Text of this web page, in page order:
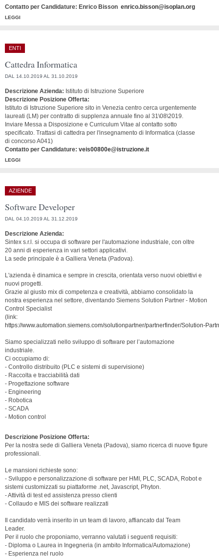
Contatto per Candidature: Enrico Bisson enrico.bisson@isoplan.org
LEGGI
ENTI
Cattedra Informatica
DAL 14.10.2019 AL 31.10.2019
Descrizione Azienda: Istituto di Istruzione Superiore
Descrizione Posizione Offerta:
Istituto di Istruzione Superiore sito in Venezia centro cerca urgentemente
laureati (LM) per contratto di supplenza annuale fino al 31\08\2019.
Inviare Messa a Disposizione e Curriculum Vitae al contatto sotto
specificato. Trattasi di cattedra per l'insegnamento di Informatica (classe
di concorso A041)
Contatto per Candidature: veis00800e@istruzione.it
LEGGI
AZIENDE
Software Developer
DAL 04.10.2019 AL 31.12.2019
Descrizione Azienda:
Sintex s.r.l. si occupa di software per l'automazione industriale, con oltre
20 anni di esperienza in vari settori applicativi.
La sede principale è a Galliera Veneta (Padova).
L'azienda è dinamica e sempre in crescita, orientata verso nuovi obiettivi e
nuovi progetti.
Grazie al giusto mix di competenza e creatività, abbiamo consolidato la
nostra esperienza nel settore, diventando Siemens Solution Partner - Motion
Control Specialist
(link:
https://www.automation.siemens.com/solutionpartner/partnerfinder/Solution-
Siamo specializzati nello sviluppo di software per l’automazione
industriale.
Ci occupiamo di:
- Controllo distribuito (PLC e sistemi di supervisione)
- Raccolta e tracciabilità dati
- Progettazione software
- Engineering
- Robotica
- SCADA
- Motion control
Descrizione Posizione Offerta:
Per la nostra sede di Galliera Veneta (Padova), siamo ricerca di nuove figure
professionali.
Le mansioni richieste sono:
- Sviluppo e personalizzazione di software per HMI, PLC, SCADA, Robot e
sistemi customizzati su piattaforme .net, Javascript, Phyton.
- Attività di test ed assistenza presso clienti
- Collaudo e MIS dei software realizzati
Il candidato verrà inserito in un team di lavoro, affiancato dal Team
Leader.
Per il ruolo che proponiamo, verranno valutati i seguenti requisiti:
- Diploma o Laurea in Ingegneria (in ambito Informatica/Automazione)
- Esperienza nel ruolo